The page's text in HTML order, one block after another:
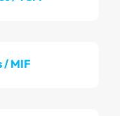
/ MIF